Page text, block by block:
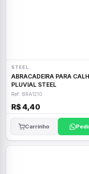
STEEL
ABRACADEIRA PARA
PLUVIAL STEEL
Ref: BRA1210
R$ 4,40
Carrinho